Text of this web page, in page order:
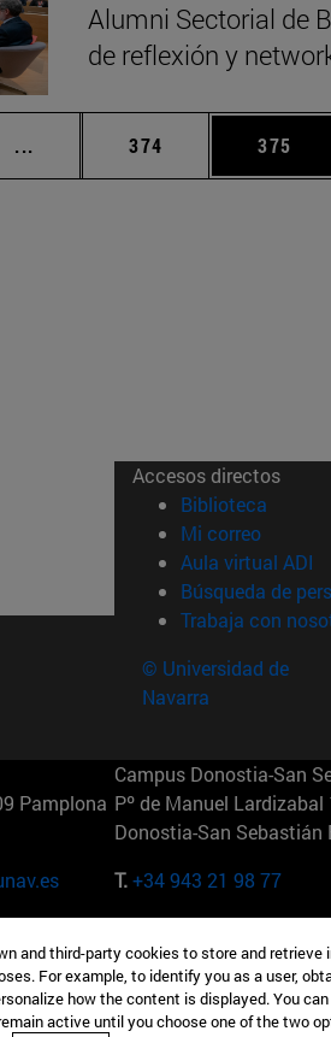
Alumni Sectorial de
de reflexión y
... Páginas intermedias Use TAB
Página
374 Página
375
Accesos directos
Biblioteca (abre
Mi correo(abre
Aula virtual ADI
Búsqueda de
Trabaja con
© Universidad de
Navarra
Pamplona
Campus Donostia-San
Pº de Manuel Lardizabal
Donostia-San Sebastián
T.+34 943 21 98 77
165 W 57th St 10019-
EE.UU
and third-party cookies to store and retrieve
For example, to identify you as a user,
how the content is displayed. You
active until you choose one of the two